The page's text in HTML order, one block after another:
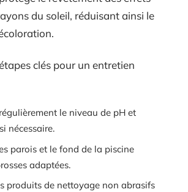
du soleil, réduisant ainsi le
clés pour un entretien
le niveau de pH et
nécessaire.
parois et le fond de la piscine
adaptées.
produits de nettoyage non abrasifs